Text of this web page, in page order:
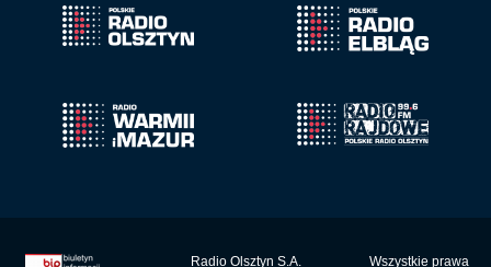
Radio Olsztyn S.A. Wszystkie prawa